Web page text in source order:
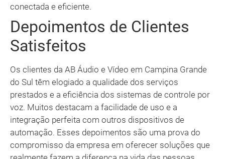
conectada e eficiente.
Depoimentos de Clientes
Satisfeitos
Os clientes da AB Áudio e Vídeo em Campina Grande
do Sul têm elogiado a qualidade dos serviços
prestados e a eficiência dos sistemas de controle por
voz. Muitos destacam a facilidade de uso e a
integração perfeita com outros dispositivos de
automação. Esses depoimentos são uma prova do
compromisso da empresa em oferecer soluções que